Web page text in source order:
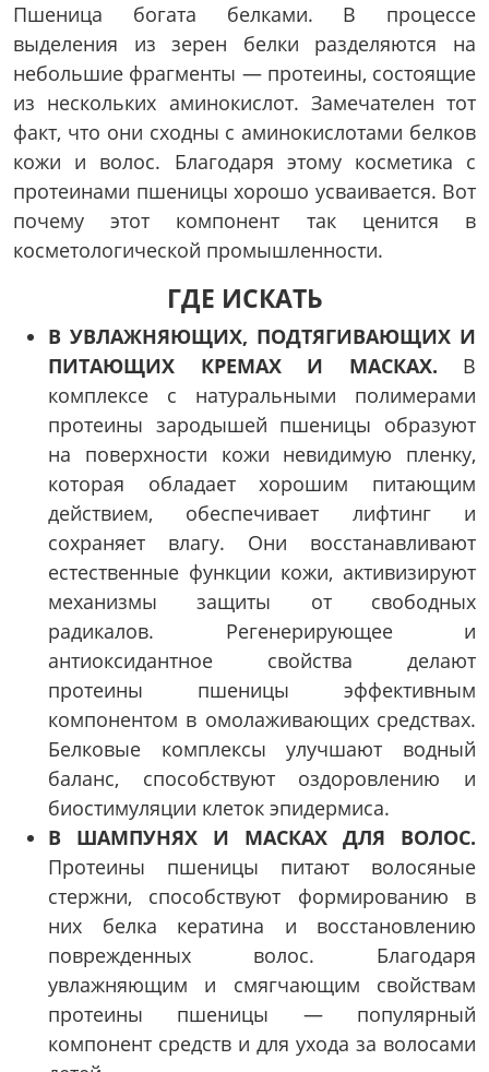
Пшеница богата белками. В процессе
выделения из зерен белки разделяются на
небольшие фрагменты — протеины, состоящие
из нескольких аминокислот. Замечателен тот
факт, что они сходны с аминокислотами белков
кожи и волос. Благодаря этому косметика с
протеинами пшеницы хорошо усваивается. Вот
почему этот компонент так ценится в
косметологической промышленности.
ГДЕ ИСКАТЬ
В УВЛАЖНЯЮЩИХ, ПОДТЯГИВАЮЩИХ И
ПИТАЮЩИХ КРЕМАХ И МАСКАХ. В
комплексе с натуральными полимерами
протеины зародышей пшеницы образуют
на поверхности кожи невидимую пленку,
которая обладает хорошим питающим
действием, обеспечивает лифтинг и
сохраняет влагу. Они восстанавливают
естественные функции кожи, активизируют
механизмы защиты от свободных
радикалов. Регенерирующее и
антиоксидантное свойства делают
протеины пшеницы эффективным
компонентом в омолаживающих средствах.
Белковые комплексы улучшают водный
баланс, способствуют оздоровлению и
биостимуляции клеток эпидермиса.
В ШАМПУНЯХ И МАСКАХ ДЛЯ ВОЛОС.
Протеины пшеницы питают волосяные
стержни, способствуют формированию в
них белка кератина и восстановлению
поврежденных волос. Благодаря
увлажняющим и смягчающим свойствам
протеины пшеницы — популярный
компонент средств и для ухода за волосами